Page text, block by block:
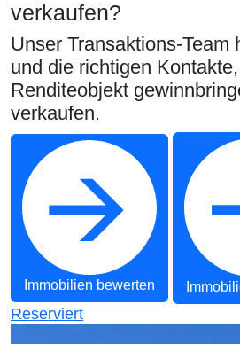
verkaufen?
Unser Transaktions-Team
und die richtigen
Renditeobjekt
verkaufen.
Immobilien bewerten
Reserviert